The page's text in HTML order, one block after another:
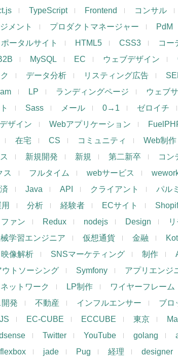
TypeScript Frontend コンサル
メント プロダクトマネージャー PdM
ポータルサイト HTML5 CSS3 コー
MySQL EC ウェブデザイン
データ分析 リスティング広告
LP ランディングページ ウェブ
Sass メール 0→1 ゼロイチ
ザイン Webアプリケーション
在宅 CS コミュニティ Web制作
新規開発 新規 第二新卒 コン
ス フルタイム webサービス
Java API クライアント パル
分析 経験者 ECサイト
ファン Redux nodejs Design
学習エンジニア 仮想通貨 金融
映像解析 SNSマーケティング 制作
ウトソーシング Symfony アプリエンジ
ネットワーク LP制作 ワイヤーフレーム
発 不動産 インフルエンサー
ブロ
EC-CUBE ECCUBE 東京
Twitter YouTube golang
flexbox jade Pug 経理 designer